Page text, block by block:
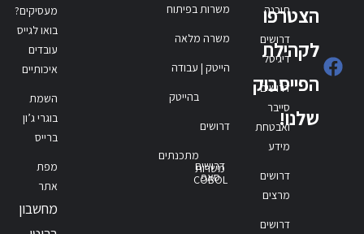
הצטרפו
לקהילת
הפייסבוק
שלנו!
תוכנה
דרושים
דיגיטל
דרושים
סייבר
ואבטחת
מידע
דרושים
מרצים
דרושים
משרות בפיתוח
משרה מלאה
הייטק | עבודה
בהייטק
דרושים
מתכנתים
דרושים
סאפ
משרות
COBOL
מעסיקים?
בואו לגייס
עובדים
איכותיים
השמת
בוגרי ג’ון
ברייס
מפת
אתר
מחשבון